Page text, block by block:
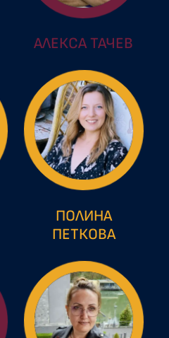
АЛЕКСА ТАЧЕВ
ПОЛИНА
ПЕТКОВА